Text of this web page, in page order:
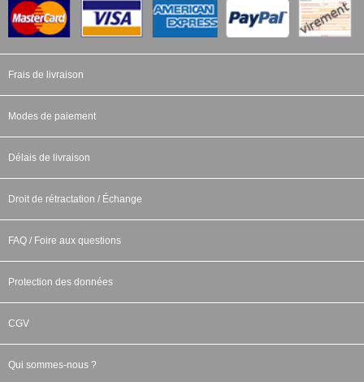
Frais de livraison
Modes de paiement
Délais de livraison
Droit de rétractation / Échange
FAQ / Foire aux questions
Protection des données
CGV
Qui sommes-nous ?